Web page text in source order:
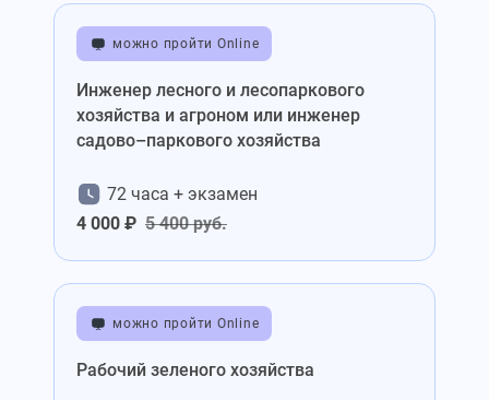
можно пройти Online
Инженер лесного и лесопаркового
хозяйства и агроном или инженер
садово–паркового хозяйства
72 часа + экзамен
4 000 ₽ 5 400 руб.
можно пройти Online
Рабочий зеленого хозяйства